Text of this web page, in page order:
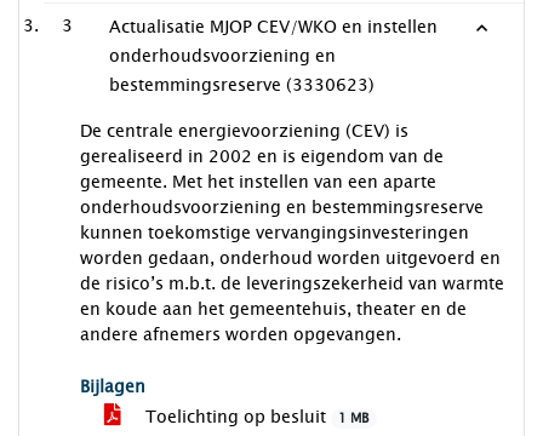
3
Actualisatie MJOP CEV/WKO en instellen
onderhoudsvoorziening en
bestemmingsreserve (3330623)
De centrale energievoorziening (CEV) is
gerealiseerd in 2002 en is eigendom van de
gemeente. Met het instellen van een aparte
onderhoudsvoorziening en bestemmingsreserve
kunnen toekomstige vervangingsinvesteringen
worden gedaan, onderhoud worden uitgevoerd en
de risico’s m.b.t. de leveringszekerheid van warmte
en koude aan het gemeentehuis, theater en de
andere afnemers worden opgevangen.
Bijlagen
Toelichting op besluit
1 MB